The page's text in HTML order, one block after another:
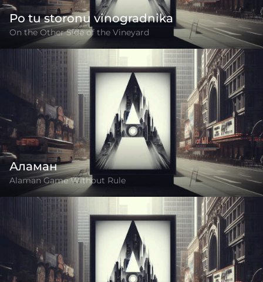
Po tu storonu vinogradnika
On the Other Side of the Vineyard
Аламан
Alaman Game Without Rule